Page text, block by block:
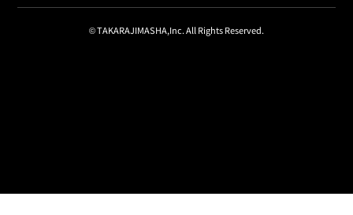
© TAKARAJIMASHA,Inc. All Rights Reserved.